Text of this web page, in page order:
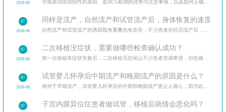
2026-08
07
2026-08
同样是流产，自然流产和试管流产后，身体恢复的速度和
07
2026-08
二次移植没症状，需要做哪些检查确认成功？
07
2026-08
试管婴儿怀孕后中期流产和晚期流产的原因是什么？
07 子宫内膜异位症患者做试管，移植后病情会恶化吗？